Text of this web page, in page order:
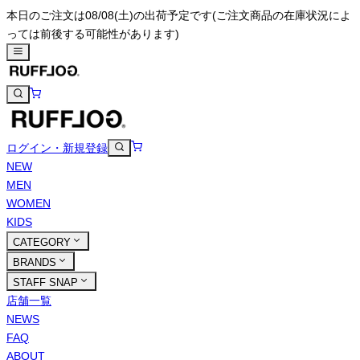
本日のご注文は08/08(土)の出荷予定です(ご注文商品の在庫状況によ
っては前後する可能性があります)
ログイン・新規登録
NEW
MEN
WOMEN
KIDS
CATEGORY
BRANDS
STAFF SNAP
店舗一覧
NEWS
FAQ
ABOUT